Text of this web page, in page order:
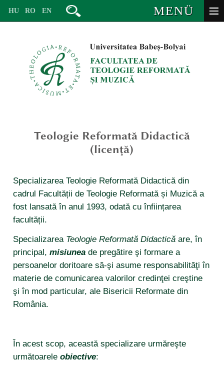
MENÜ
HU RO EN
conducerea
membrii specializării de muzică
membrii specializării de teologie reformată
secretariat / personal auxiliar
alumni
contact
muzică artă muzicală în context contemporan (master)
teologie reformată didactică (licență)
teologie aplicată (master)
mediere interculturală și interconfesională (master)
școala doctorală
– planuri de învățământ teologie (licență)
– planuri de învățământ teologie (master)
– planuri de învățământ muzică (master)
– fișele disciplinelor teologie (licentă)
concursuri, care înlocuiesc examenul de admitere
muzică (licență)
admitere artă muzicală în context contemporan (master)
teologie reformată didactică (licență)
teologie aplicată (master)
mediere interculturală și interconfesională (master
școala doctorală
structura anului academic
examene de admitere
orar
cămin
examen de licență
contracte de studii
burse erasmus curente
bursa makovecz
sokadalom
alte evenimente
studia reformata transylvanica
studia musica
colegiul karácsony sándor
centrul de cercetare în domeniul muzicii
cadru juridic
internaționalizare
Teologie Reformată Didactică
(licență)
Specializarea Teologie Reformată Didactică din
cadrul Facultății de Teologie Reformată și Muzică a
fost lansată în anul 1993, odată cu înființarea
facultății.
Specializarea Teologie Reformată Didactică are, în
principal,misiunea de pregătire şi formare a
persoanelor doritoare să-şi asume responsabilităţi în
materie de comunicarea valorilor credinţei creştine
şi în mod particular, ale Bisericii Reformate din
România.
În acest scop, această specializare urmăreşte
următoareleobiective: